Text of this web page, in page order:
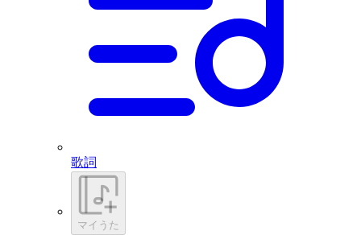
歌詞
マイうた